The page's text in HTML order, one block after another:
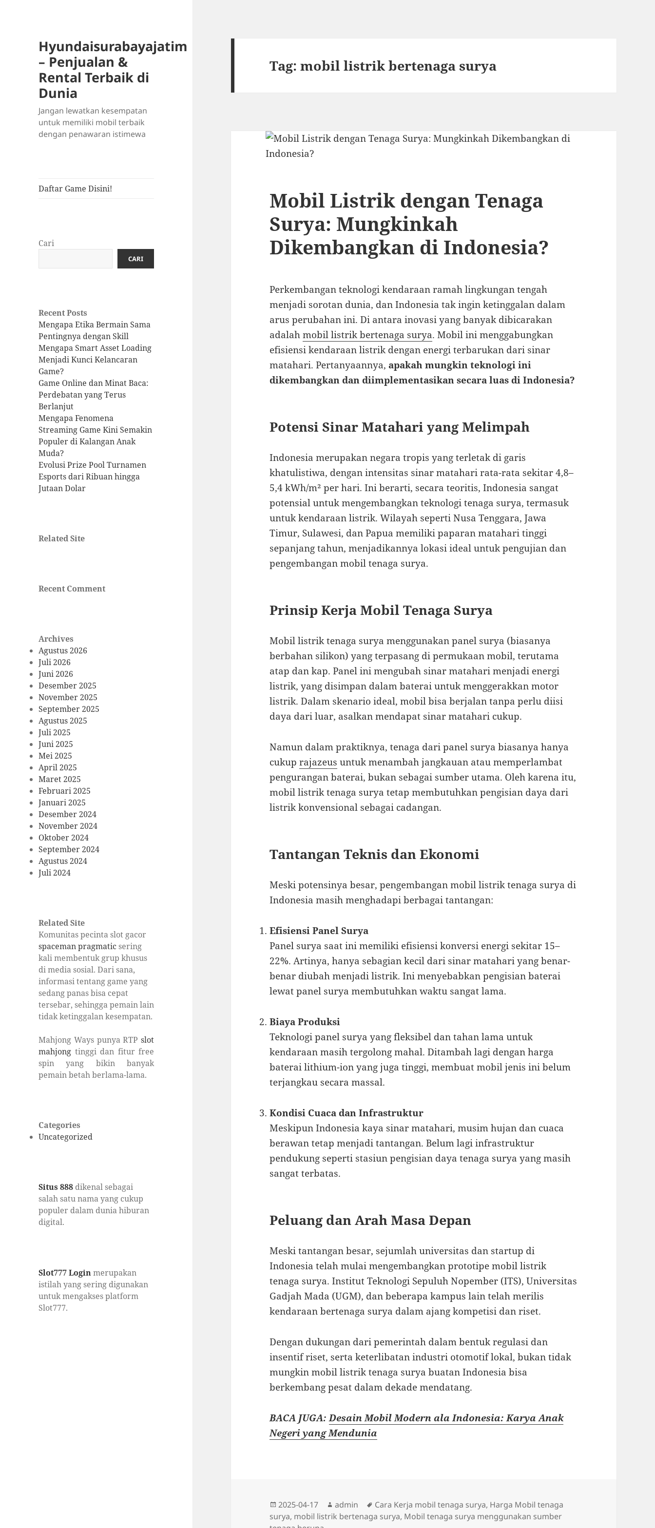
Hyundaisurabayajatim
– Penjualan &
Rental Terbaik di
Dunia
Jangan lewatkan kesempatan
untuk memiliki mobil terbaik
dengan penawaran istimewa
Daftar Game Disini!
Cari
CARI
Recent Posts
Mengapa Etika Bermain Sama
Pentingnya dengan Skill
Mengapa Smart Asset Loading
Menjadi Kunci Kelancaran
Game?
Game Online dan Minat Baca:
Perdebatan yang Terus
Berlanjut
Mengapa Fenomena
Streaming Game Kini Semakin
Populer di Kalangan Anak
Muda?
Evolusi Prize Pool Turnamen
Esports dari Ribuan hingga
Jutaan Dolar
Related Site
Recent Comment
Archives
Agustus 2026
Juli 2026
Juni 2026
Desember 2025
November 2025
September 2025
Agustus 2025
Juli 2025
Juni 2025
Mei 2025
April 2025
Maret 2025
Februari 2025
Januari 2025
Desember 2024
November 2024
Oktober 2024
September 2024
Agustus 2024
Juli 2024
Related Site
Komunitas pecinta slot gacor
spaceman pragmaticsering
kali membentuk grup khusus
di media sosial. Dari sana,
informasi tentang game yang
sedang panas bisa cepat
tersebar, sehingga pemain lain
tidak ketinggalan kesempatan.
Mahjong Ways punya RTPslot
mahjong tinggi dan fitur free
spin yang bikin banyak
pemain betah berlama-lama.
Categories
Uncategorized
Situs 888 dikenal sebagai
salah satu nama yang cukup
populer dalam dunia hiburan
digital.
Slot777 Loginmerupakan
istilah yang sering digunakan
untuk mengakses platform
Slot777.
Tag:mobil listrik bertenaga surya
Mobil Listrik dengan Tenaga
Surya: Mungkinkah
Dikembangkan di Indonesia?
Perkembangan teknologi kendaraan ramah lingkungan tengah
menjadi sorotan dunia, dan Indonesia tak ingin ketinggalan dalam
arus perubahan ini. Di antara inovasi yang banyak dibicarakan
adalahmobil listrik bertenaga surya. Mobil ini menggabungkan
efisiensi kendaraan listrik dengan energi terbarukan dari sinar
matahari. Pertanyaannya, apakah mungkin teknologi ini
dikembangkan dan diimplementasikan secara luas di Indonesia?
Potensi Sinar Matahari yang Melimpah
Indonesia merupakan negara tropis yang terletak di garis
khatulistiwa, dengan intensitas sinar matahari rata-rata sekitar 4,8–
5,4 kWh/m² per hari. Ini berarti, secara teoritis, Indonesia sangat
potensial untuk mengembangkan teknologi tenaga surya, termasuk
untuk kendaraan listrik. Wilayah seperti Nusa Tenggara, Jawa
Timur, Sulawesi, dan Papua memiliki paparan matahari tinggi
sepanjang tahun, menjadikannya lokasi ideal untuk pengujian dan
pengembangan mobil tenaga surya.
Prinsip Kerja Mobil Tenaga Surya
Mobil listrik tenaga surya menggunakan panel surya (biasanya
berbahan silikon) yang terpasang di permukaan mobil, terutama
atap dan kap. Panel ini mengubah sinar matahari menjadi energi
listrik, yang disimpan dalam baterai untuk menggerakkan motor
listrik. Dalam skenario ideal, mobil bisa berjalan tanpa perlu diisi
daya dari luar, asalkan mendapat sinar matahari cukup.
Namun dalam praktiknya, tenaga dari panel surya biasanya hanya
cukuprajazeus untuk menambah jangkauan atau memperlambat
pengurangan baterai, bukan sebagai sumber utama. Oleh karena itu,
mobil listrik tenaga surya tetap membutuhkan pengisian daya dari
listrik konvensional sebagai cadangan.
Tantangan Teknis dan Ekonomi
Meski potensinya besar, pengembangan mobil listrik tenaga surya di
Indonesia masih menghadapi berbagai tantangan:
Efisiensi Panel Surya
Panel surya saat ini memiliki efisiensi konversi energi sekitar 15–
22%. Artinya, hanya sebagian kecil dari sinar matahari yang benar-
benar diubah menjadi listrik. Ini menyebabkan pengisian baterai
lewat panel surya membutuhkan waktu sangat lama.
Biaya Produksi
Teknologi panel surya yang fleksibel dan tahan lama untuk
kendaraan masih tergolong mahal. Ditambah lagi dengan harga
baterai lithium-ion yang juga tinggi, membuat mobil jenis ini belum
terjangkau secara massal.
Kondisi Cuaca dan Infrastruktur
Meskipun Indonesia kaya sinar matahari, musim hujan dan cuaca
berawan tetap menjadi tantangan. Belum lagi infrastruktur
pendukung seperti stasiun pengisian daya tenaga surya yang masih
sangat terbatas.
Peluang dan Arah Masa Depan
Meski tantangan besar, sejumlah universitas dan startup di
Indonesia telah mulai mengembangkan prototipe mobil listrik
tenaga surya. Institut Teknologi Sepuluh Nopember (ITS), Universitas
Gadjah Mada (UGM), dan beberapa kampus lain telah merilis
kendaraan bertenaga surya dalam ajang kompetisi dan riset.
Dengan dukungan dari pemerintah dalam bentuk regulasi dan
insentif riset, serta keterlibatan industri otomotif lokal, bukan tidak
mungkin mobil listrik tenaga surya buatan Indonesia bisa
berkembang pesat dalam dekade mendatang.
BACA JUGA:Desain Mobil Modern ala Indonesia: Karya Anak
Negeri yang Mendunia
Diposkan
pada
2025-04-17 Penulis
admin Tag
Cara Kerja mobil tenaga surya, Harga Mobil tenaga
surya, mobil listrik bertenaga surya, Mobil tenaga surya menggunakan sumber